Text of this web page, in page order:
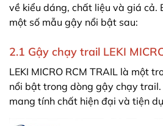
về kiểu dáng, chất liệu và giá cả.
một số mẫu gậy nổi bật sau:
2.1 Gậy chạy trail LEKI
LEKI MICRO RCM TRAIL là một
nổi bật trong dòng gậy chạy
mang tính chất hiện đại và tiện